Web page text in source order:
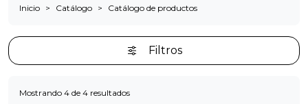
Inicio Catálogo Catálogo de productos
Filtros
Mostrando 4 de 4 resultados